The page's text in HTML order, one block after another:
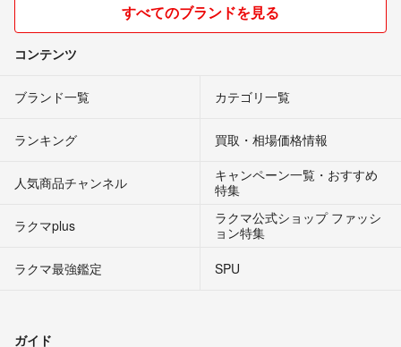
すべてのブランドを見る
コンテンツ
ブランド一覧 カテゴリ一覧
ランキング 買取・相場価格情報
人気商品チャンネル
キャンペーン一覧・おすすめ
特集
ラクマplus
ラクマ公式ショップ ファッシ
ョン特集
ラクマ最強鑑定
SPU
ガイド